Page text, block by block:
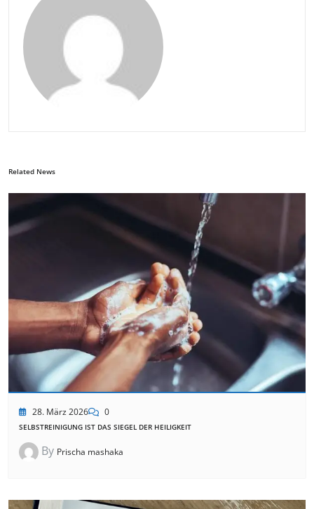
Related News
28. März 2026 0
SELBSTREINIGUNG IST DAS SIEGEL DER HEILIGKEIT
By Prischa mashaka